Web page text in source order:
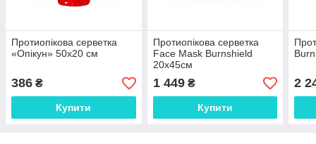
Протиопікова серветка
«Опікун» 50х20 см
386 ₴
Купити
Протиопікова серветка
Face Mask Burnshield
20x45см
1 449₴
Купити
2